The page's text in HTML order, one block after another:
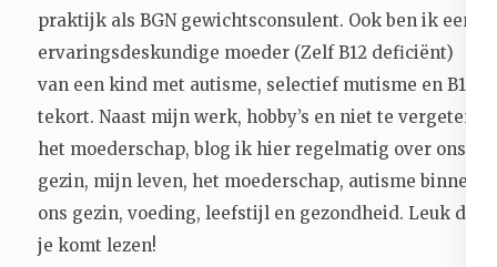
praktijk als BGN gewichtsconsulent. Ook ben ik een
ervaringsdeskundige moeder (Zelf B12 deficiënt)
van een kind met autisme, selectief mutisme en B12
tekort. Naast mijn werk, hobby’s en niet te vergeten
het moederschap, blog ik hier regelmatig over ons
gezin, mijn leven, het moederschap, autisme binnen
ons gezin, voeding, leefstijl en gezondheid. Leuk dat
je komt lezen!